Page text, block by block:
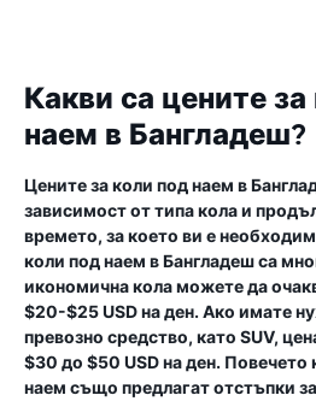
Какви са цените
наем в Бангладеш?
Цените за коли под наем в
зависимост от типа кола и
времето, за което ви е
коли под наем в Бангладеш са
икономична кола можете да
$20-$25 USD на ден. Ако имате
превозно средство, като SUV,
$30 до $50 USD на ден. Повечето
наем също предлагат отстъпки